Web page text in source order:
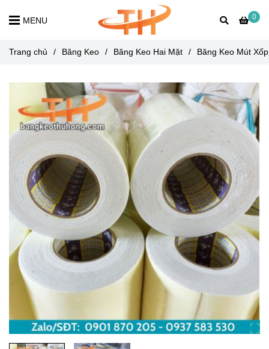
0
MENU
Trang chủ / Băng Keo / Băng Keo Hai Mặt / Băng Keo Mút